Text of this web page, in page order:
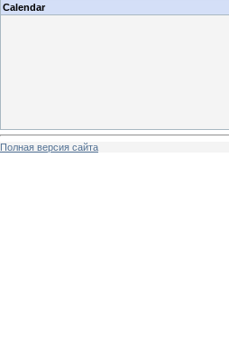
Calendar
Полная версия сайта